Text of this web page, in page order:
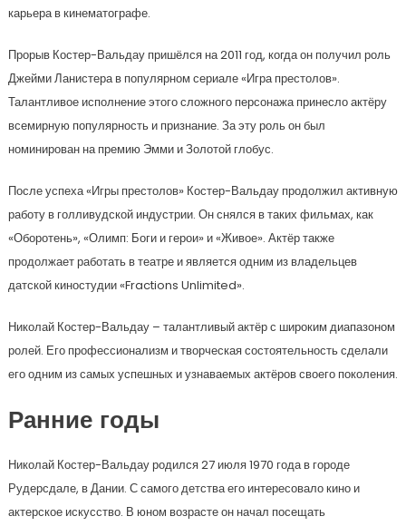
карьера в кинематографе.
Прорыв Костер-Вальдау пришёлся на 2011 год, когда он получил роль
Джейми Ланистера в популярном сериале «Игра престолов».
Талантливое исполнение этого сложного персонажа принесло актёру
всемирную популярность и признание. За эту роль он был
номинирован на премию Эмми и Золотой глобус.
После успеха «Игры престолов» Костер-Вальдау продолжил активную
работу в голливудской индустрии. Он снялся в таких фильмах, как
«Оборотень», «Олимп: Боги и герои» и «Живое». Актёр также
продолжает работать в театре и является одним из владельцев
датской киностудии «Fractions Unlimited».
Николай Костер-Вальдау – талантливый актёр с широким диапазоном
ролей. Его профессионализм и творческая состоятельность сделали
его одним из самых успешных и узнаваемых актёров своего поколения.
Ранние годы
Николай Костер-Вальдау родился 27 июля 1970 года в городе
Рудерсдале, в Дании. С самого детства его интересовало кино и
актерское искусство. В юном возрасте он начал посещать